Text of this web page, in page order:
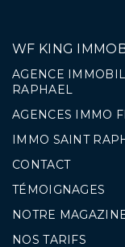
WF KING
AGENCE
RAPHAEL
AGENCES IMMO
IMMO SAINT
CONTACT
TÉMOIGNAGES
NOTRE
NOS TARIFS